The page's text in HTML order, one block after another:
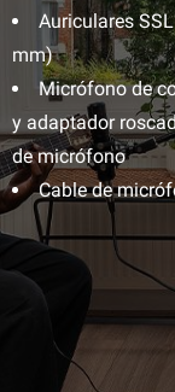
Auriculares
mm)
Micrófono de
y adaptador
de micrófono
Cable de